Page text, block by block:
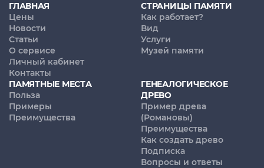
ГЛАВНАЯ
Цены
Новости
Статьи
О сервисе
Личный кабинет
Контакты
СТРАНИЦЫ ПАМЯТИ
Как работает?
Вид
Услуги
Музей памяти
ПАМЯТНЫЕ МЕСТА
Польза
Примеры
Преимущества
ГЕНЕАЛОГИЧЕСКОЕ
ДРЕВО
Пример древа
(Романовы)
Преимущества
Как создать древо
Подписка
Вопросы и ответы